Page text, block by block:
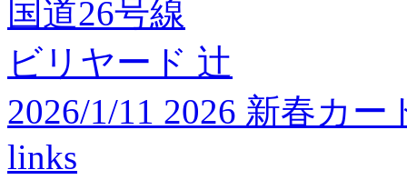
国道26号線
ビリヤード 辻
2026/1/11 2026 新春カ
links